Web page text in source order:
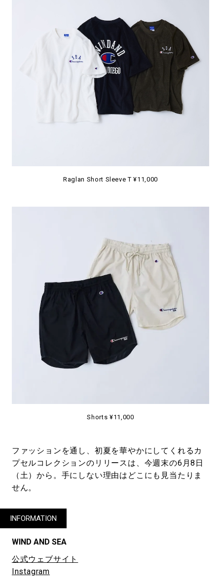
Raglan Short Sleeve T ¥11,000
Shorts ¥11,000
ファッションを通し、初夏を華やかにしてくれるカ
プセルコレクションのリリースは、今週末の6月8日
（土）から。手にしない理由はどこにも見当たりま
せん。
INFORMATION
WIND AND SEA
公式ウェブサイト
Instagram